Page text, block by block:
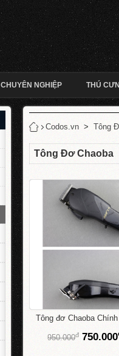
CHUYÊN NGHIỆP THÚ
Codos.vn > Tông
Tông Đơ Chaoba
Tông đơ Chaoba
950.000đ 750.000